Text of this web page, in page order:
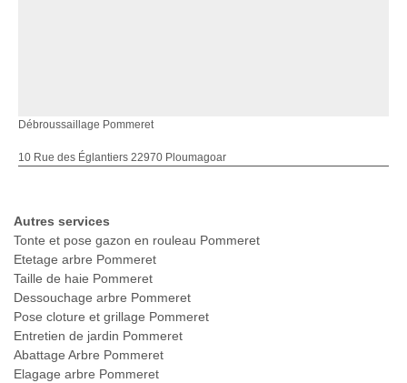
Débroussaillage Pommeret
10 Rue des Églantiers 22970 Ploumagoar
Autres services
Tonte et pose gazon en rouleau Pommeret
Etetage arbre Pommeret
Taille de haie Pommeret
Dessouchage arbre Pommeret
Pose cloture et grillage Pommeret
Entretien de jardin Pommeret
Abattage Arbre Pommeret
Elagage arbre Pommeret